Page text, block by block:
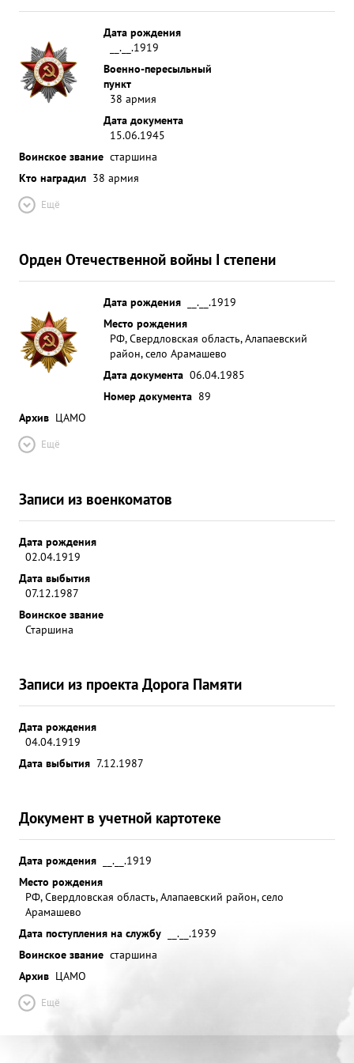
Дата рождения
__.__.1919
Военно-пересыльный
пункт
38 армия
Дата документа
15.06.1945
Воинское звание старшина
Кто наградил 38 армия
Ещё
Орден Отечественной войны I степени
Дата рождения
__.__.1919
Место рождения
РФ, Свердловская область, Алапаевский
район, село Арамашево
Дата документа 06.04.1985
Номер документа 89
Архив ЦАМО
Ещё
Записи из военкоматов
Дата рождения
02.04.1919
Дата выбытия
07.12.1987
Воинское звание
Старшина
Записи из проекта Дорога Памяти
Дата рождения
04.04.1919
Дата выбытия 7.12.1987
Документ в учетной картотеке
Дата рождения
__.__.1919
Место рождения
РФ, Свердловская область, Алапаевский район, село
Арамашево
Дата поступления на службу
__.__.1939
Воинское звание старшина
Архив ЦАМО
Ещё